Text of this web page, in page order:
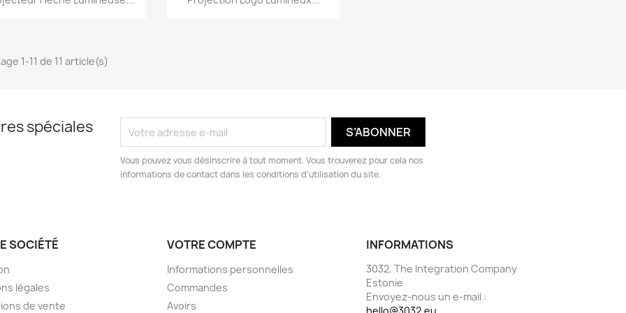
1-11 de 11 article(s)
spéciales
Vous pouvez vous désinscrire à tout moment. Vous trouverez pour cela nos
informations de contact dans les conditions d'utilisation du site.
SOCIÉTÉ
légales
de vente
VOTRE COMPTE
Informations personnelles
Commandes
Avoirs
INFORMATIONS
3032, The Integration Company
Estonie
Envoyez-nous un e-mail :